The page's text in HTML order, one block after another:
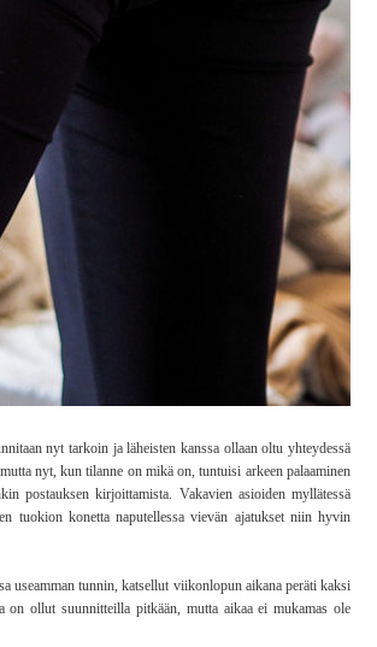
nyt tarkoin ja läheisten kanssa ollaan oltu yhteydessä
nyt, kun tilanne on mikä on, tuntuisi arkeen palaaminen
postauksen kirjoittamista. Vakavien asioiden myllätessä
tuokion konetta naputellessa vievän ajatukset niin hyvin
useamman tunnin, katsellut viikonlopun aikana peräti kaksi
ollut suunnitteilla pitkään, mutta aikaa ei mukamas ole